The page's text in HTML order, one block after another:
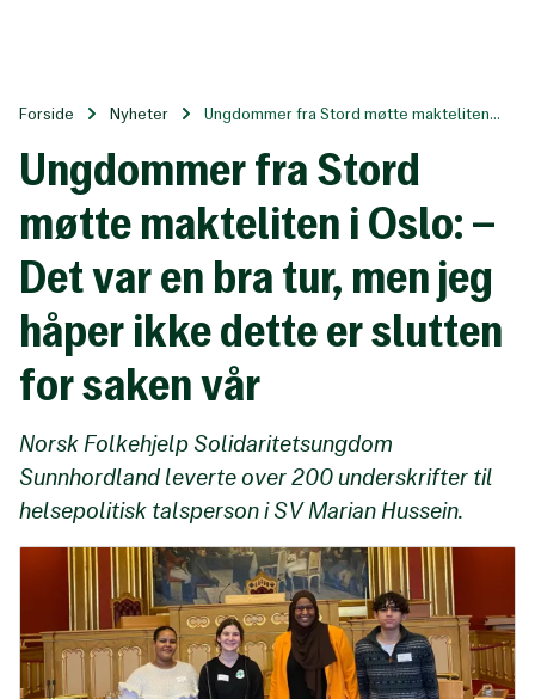
Forside Nyheter Ungdommer fra Stord møtte makteliten...
Ungdommer fra Stord
møtte makteliten i Oslo: –
Det var en bra tur, men jeg
håper ikke dette er slutten
for saken vår
Norsk Folkehjelp Solidaritetsungdom
Sunnhordland leverte over 200 underskrifter til
helsepolitisk talsperson i SV Marian Hussein.